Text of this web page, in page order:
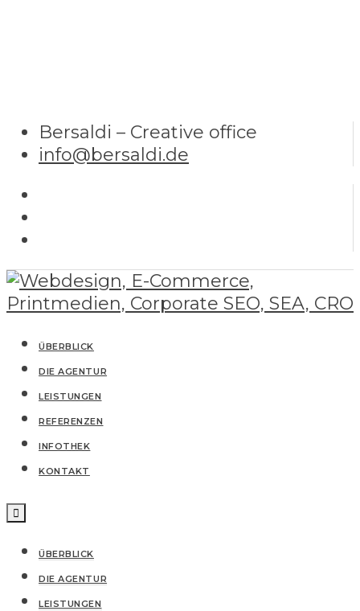
Bersaldi – Creative office
info@bersaldi.de
ÜBERBLICK
DIE AGENTUR
LEISTUNGEN
REFERENZEN
IN­FO­THEK
KONTAKT
ÜBERBLICK
DIE AGENTUR
LEISTUNGEN